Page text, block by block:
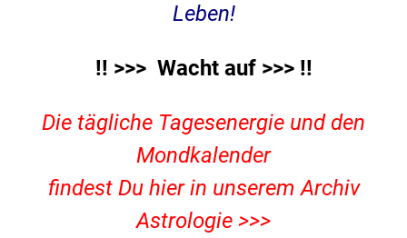
Leben!
!! >>> Wacht auf >>> !!
Die tägliche Tagesenergie und den
Mondkalender
findest Du hier in unserem Archiv
Astrologie >>>